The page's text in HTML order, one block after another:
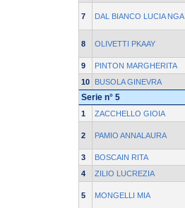
7 DAL BIANCO LUCIA NGA
8 OLIVETTI PKAAY
9 PINTON MARGHERITA
10
BUSOLA GINEVRA
Serie n° 5
1 ZACCHELLO GIOIA
2 PAMIO ANNALAURA
3 BOSCAIN RITA
4
ZILIO LUCREZIA
5 MONGELLI MIA